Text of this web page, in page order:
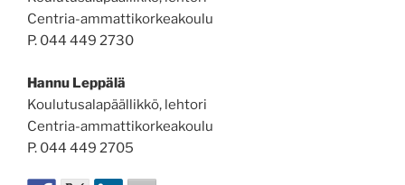
Centria-ammattikorkeakoulu
P. 044 449 2730
Hannu Leppälä
Koulutusalapäällikkö, lehtori
Centria-ammattikorkeakoulu
P. 044 449 2705